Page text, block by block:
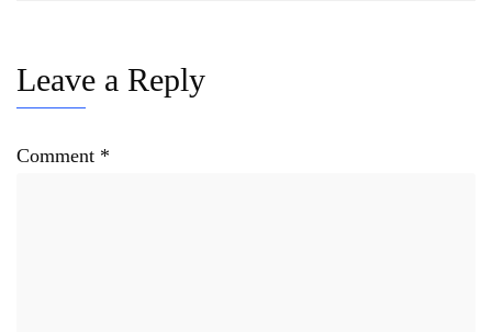
Leave a Reply
Comment *